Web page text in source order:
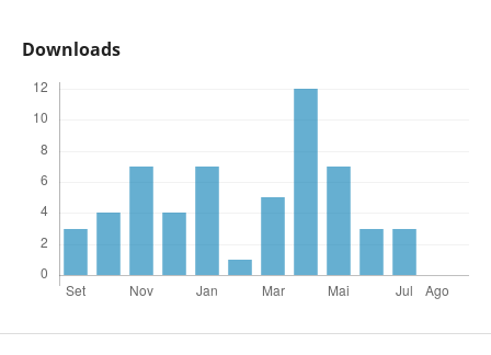
Downloads